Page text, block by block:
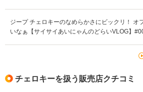
ジープ チェロキーのなめらかさにビックリ！ オ
いなぁ【サイサイあいにゃんのどらいVLOG】
チェロキーを扱う販売店クチコミ